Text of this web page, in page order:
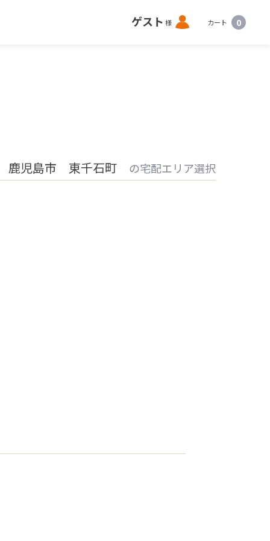
ゲスト 様 ロ
グ
カート 0
鹿児島市 東千石町 の宅配エリア選択